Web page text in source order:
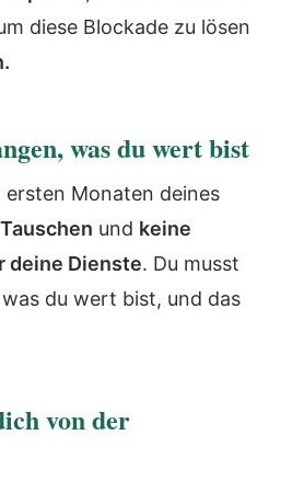
diese Blockade zu lösen
was du wert bist
ersten Monaten deines
und keine
deine Dienste. Du musst
du wert bist, und das
von der